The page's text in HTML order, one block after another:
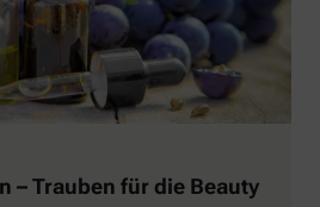
– Trauben für die Beauty